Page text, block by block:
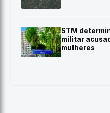
STM
militar
mulheres